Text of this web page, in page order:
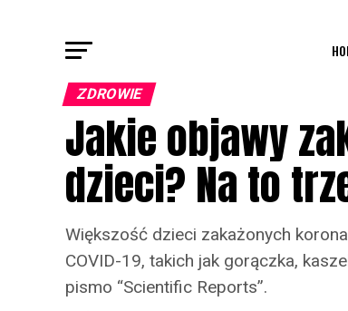
ZDROWIE
Jakie objawy
dzieci? Na to
Większość dzieci zakażonych
COVID-19, takich jak gorączka,
pismo “Scientific Reports”.